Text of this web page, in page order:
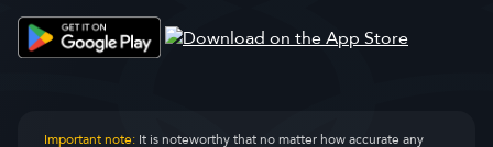
Important note:It is noteworthy that no matter how accurate any